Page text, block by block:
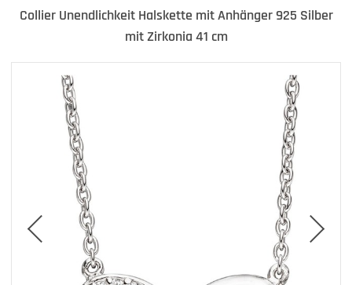
Collier Unendlichkeit Halskette mit Anhänger 925 Silber
mit Zirkonia 41 cm